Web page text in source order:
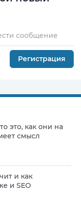
сообщение
Регистрация
это, как они на
смысл
и как
и SEO